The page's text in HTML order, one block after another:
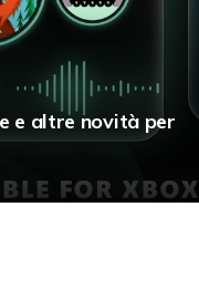
e altre novità per